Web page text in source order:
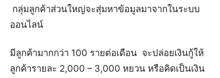
กลุ่มลูกค้าส่วนใหญ่จะสุ่มหาข้อมูลมาจากในระบบ
ออนไลน์
มีลูกค้ามากกว่า 100 รายต่อเดือน จะปล่อยเงินกู้ให้
ลูกค้ารายละ 2,000 – 3,000 หยวน หรือคิดเป็นเงิน